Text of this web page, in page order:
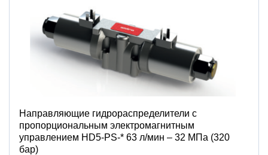
Направляющие гидрораспределители с
пропорциональным электромагнитным
управлением HD5-PS-* 63 л/мин – 32 МПа (320
бар)